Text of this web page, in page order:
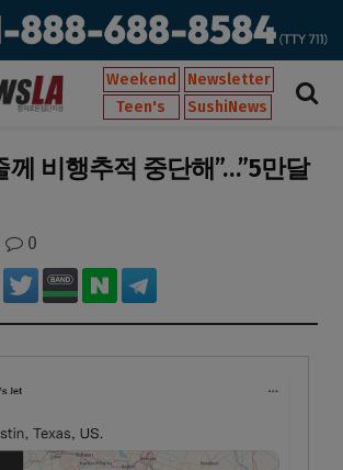
Weekend
Newsletter
Teen's
SushiNews
께 비행추적 중단해”…”5만달
0